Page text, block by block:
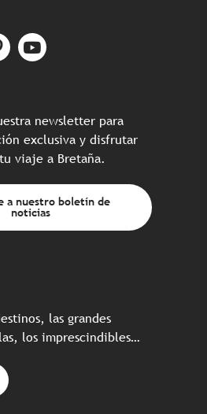
newsletter para
exclusiva y disfrutar
viaje a Bretaña.
a nuestro boletín de
noticias
las grandes
los imprescindibles…